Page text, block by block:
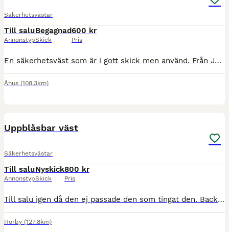
Säkerhetsvästar
Till salu
Annonstyp
Begagnad
Skick
600 kr
Pris
En säkerhetsväst som är i gott skick men använd. Från Jackson i storlek junior 12 år. Finns i Åhus skickas annars mot porto.
Åhus (108.3km)
Uppblåsbar väst
Säkerhetsvästar
Till salu
Annonstyp
Nyskick
Skick
800 kr
Pris
Till salu igen då den ej passade den som tingat den. Back on track luft väst strl M , se bild för storlekstabell och mått. Passat mig bra som är 180 lång & har mellan 34-36 i kläder. Väldigt ställbar
Hörby (127.8km)